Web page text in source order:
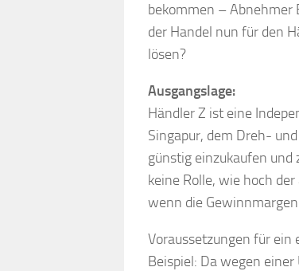
bekommen – Abnehmer
der Handel nun für den
lösen?
Ausgangslage:
Händler Z ist eine
Singapur, dem Dreh-
günstig einzukaufen und
keine Rolle, wie hoch
wenn die
Voraussetzungen für ein
Beispiel: Da wegen